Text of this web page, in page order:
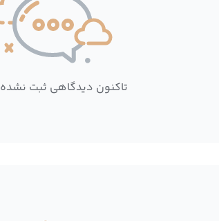
تاکنون دیدگاهی ثبت